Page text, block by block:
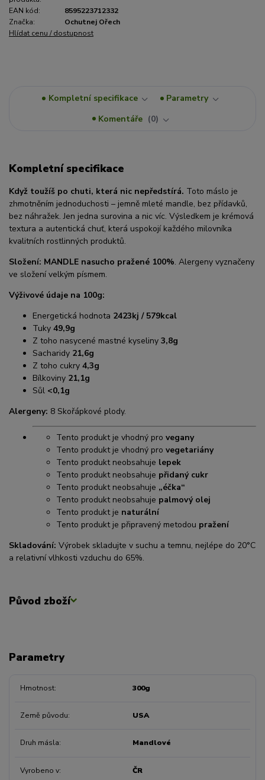
EAN kód:
8595223712332
Značka:
Ochutnej Ořech
Hlídat cenu / dostupnost
Kompletní specifikace
Parametry
Komentáře
0
Kompletní specifikace
Když toužíš po chuti, která nic nepředstírá. Toto máslo je
zhmotněním jednoduchosti – jemně mleté mandle, bez přídavků,
bez náhražek. Jen jedna surovina a nic víc. Výsledkem je krémová
textura a autentická chuť, která uspokojí každého milovníka
kvalitních rostlinných produktů.
Složení: MANDLE nasucho pražené 100%. Alergeny vyznačeny
ve složení velkým písmem.
Výživové údaje na 100g:
Energetická hodnota 2423kj / 579kcal
Tuky 49,9g
Z toho nasycené mastné kyseliny 3,8g
Sacharidy 21,6g
Z toho cukry 4,3g
Bílkoviny 21,1g
Sůl <0,1g
Alergeny: 8 Skořápkové plody.
Tento produkt je vhodný pro vegany
Tento produkt je vhodný pro vegetariány
Tento produkt neobsahuje lepek
Tento produkt neobsahuje přidaný cukr
Tento produkt neobsahuje „éčka“
Tento produkt neobsahuje palmový olej
Tento produkt je naturální
Tento produkt je připravený metodou pražení
Skladování: Výrobek skladujte v suchu a temnu, nejlépe do 20°C
a relativní vlhkosti vzduchu do 65%.
Původ zboží
Parametry
Hmotnost 300g
Země původu USA
Druh másla Mandlové
Vyrobeno v ČR